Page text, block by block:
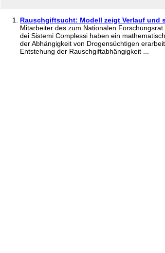
Rauschgiftsucht: Modell zeigt Verlauf und
Mitarbeiter des zum Nationalen
dei Sistemi Complessi haben ein
der Abhängigkeit von Drogensüchtigen
Entstehung der Rauschgiftabhängigkeit ...